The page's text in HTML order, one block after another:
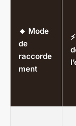
🔹 Mode
de
raccorde
ment